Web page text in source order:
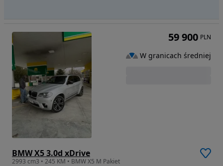
BMW X5 3.0d xDrive
2993 cm3 • 245 KM • BMW X5 M Pakiet
59 900 PLN
W granicach średniej